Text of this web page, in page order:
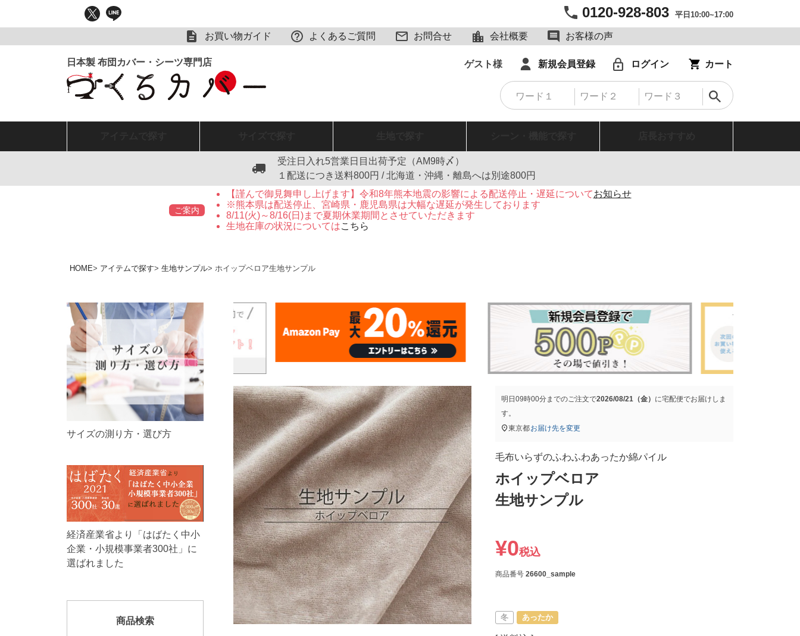
0120-928-803 平日10:00~17:00
お買い物ガイド よくあるご質問 お問合せ 会社概要 お客様の声
ゲスト様 新規会員登録 ログイン カート
受注日入れ5営業日目出荷予定（AM9時〆）
１配送につき送料800円 / 北海道・沖縄・離島へは別途800円
ご案内
【謹んで御見舞申し上げます】令和8年熊本地震の影響による配送停止・遅延についてお知らせ
※熊本県は配送停止、宮崎県・鹿児島県は大幅な遅延が発生しております
8/11(火)～8/16(日)まで夏期休業期間とさせていただきます
生地在庫の状況についてはこちら
HOME アイテムで探す 生地サンプル ホイップベロア生地サンプル
サイズの測り方・選び方
経済産業省より「はばたく中小
企業・小規模事業者300社」に
選ばれました
商品検索
明日 09時00分までのご注文で2026/08/21（金） に宅配便でお届けしま
す。
東京都お届け先を変更
毛布いらずのふわふわあったか綿パイル
ホイップベロア
生地サンプル
¥0税込
商品番号 26600_sample
冬 あったか